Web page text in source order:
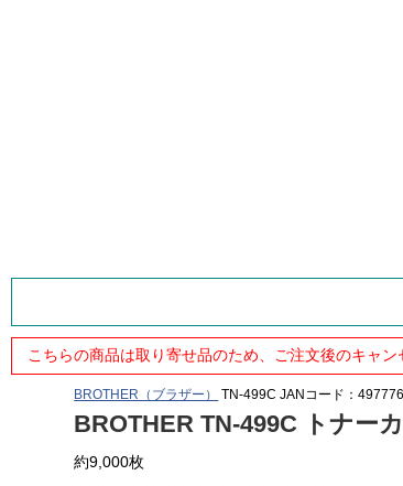
こちらの商品は取り寄せ品のため、ご注文後のキャ
BROTHER（ブラザー） TN-499C JANコード：
BROTHER TN-499C トナー
約9,000枚